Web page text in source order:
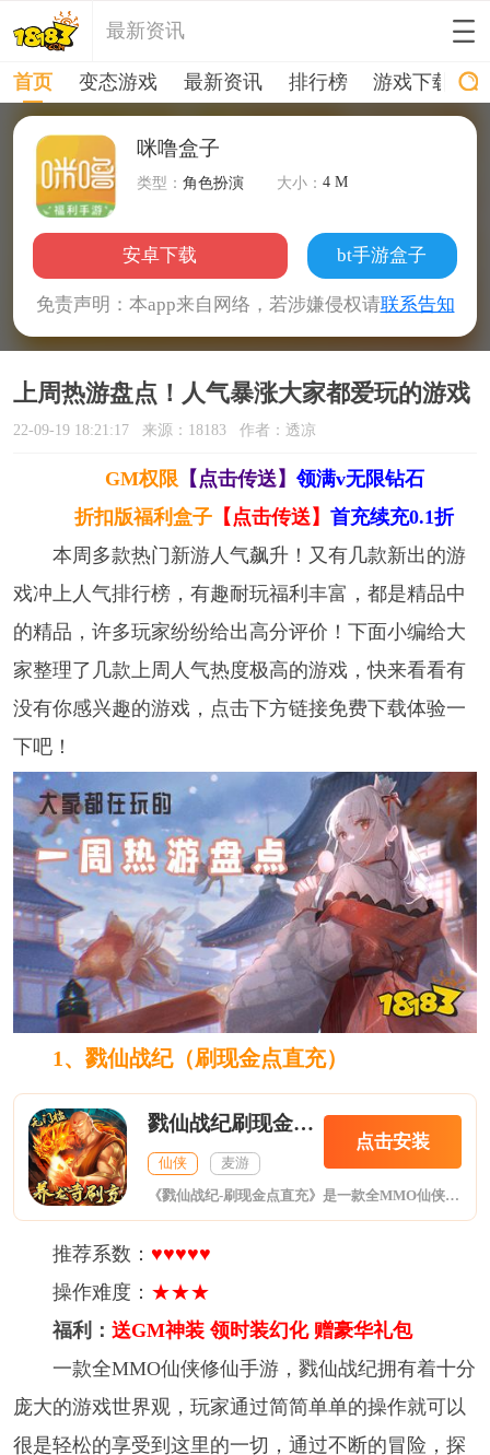
最新资讯
首页 变态游戏 最新资讯 排行榜 游戏下载
咪噜盒子
类型：角色扮演 大小：4 M
安卓下载 bt手游盒子
免责声明：本app来自网络，若涉嫌侵权请联系告知
上周热游盘点！人气暴涨大家都爱玩的游戏
22-09-19 18:21:17 来源：18183 作者：透凉
GM权限 【点击传送】 领满v无限钻石
折扣版福利盒子 【点击传送】首充续充0.1折
本周多款热门新游人气飙升！又有几款新出的游
戏冲上人气排行榜，有趣耐玩福利丰富，都是精品中
的精品，许多玩家纷纷给出高分评价！下面小编给大
家整理了几款上周人气热度极高的游戏，快来看看有
没有你感兴趣的游戏，点击下方链接免费下载体验一
下吧！
1、戮仙战纪（刷现金点直充）
戮仙战纪刷现金点直充
仙侠 麦游
点击安装
《戮仙战纪-刷现金点直充》是一款全MMO仙侠修仙手游，戮仙战纪拥有着十分庞大的游戏世界观，玩家通过简简单单的操作就可以很是轻松的享受到这里的一切，通过不断的冒险，探索这里的一切，超多强大的游戏BOSS，进入游戏开始养龙寺刷龙，玩家只要挑战成功，那么你就可以很是轻松的成为一个绝世强者。
推荐系数： ♥♥♥♥♥
操作难度： ★★★
福利： 送GM神装 领时装幻化 赠豪华礼包
一款全MMO仙侠修仙手游，戮仙战纪拥有着十分
庞大的游戏世界观，玩家通过简简单单的操作就可以
很是轻松的享受到这里的一切，通过不断的冒险，探